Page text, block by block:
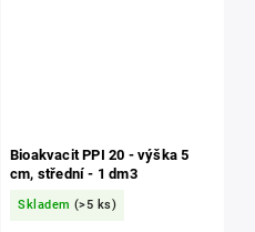
Bioakvacit PPI 20 - výška 5
cm, střední - 1 dm3
Skladem (>5 ks)